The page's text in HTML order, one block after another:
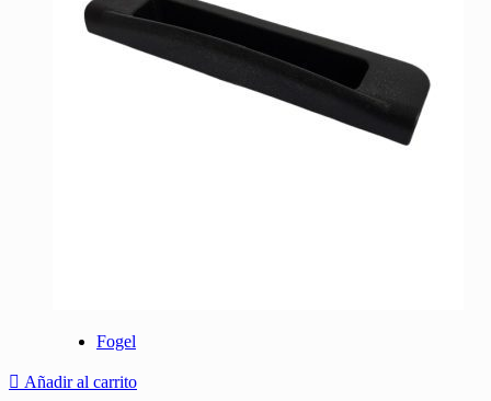
Fogel
Añadir al carrito